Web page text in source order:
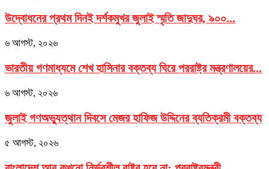
উদ্বোধনের প্রথম দিনই দর্শকমুখর জুলাই স্মৃতি জাদুঘর, ৯০০...
৬ আগস্ট, ২০২৬
ভারতীয় গণমাধ্যমে শেখ হাসিনার বক্তব্য ঘিরে পররাষ্ট্র মন্ত্রণালয়ের...
৬ আগস্ট, ২০২৬
জুলাই গণঅভ্যুত্থান দিবসে মেজর হাফিজ উদ্দিনের ব্যতিক্রমী বক্তব্য
৫ আগস্ট, ২০২৬